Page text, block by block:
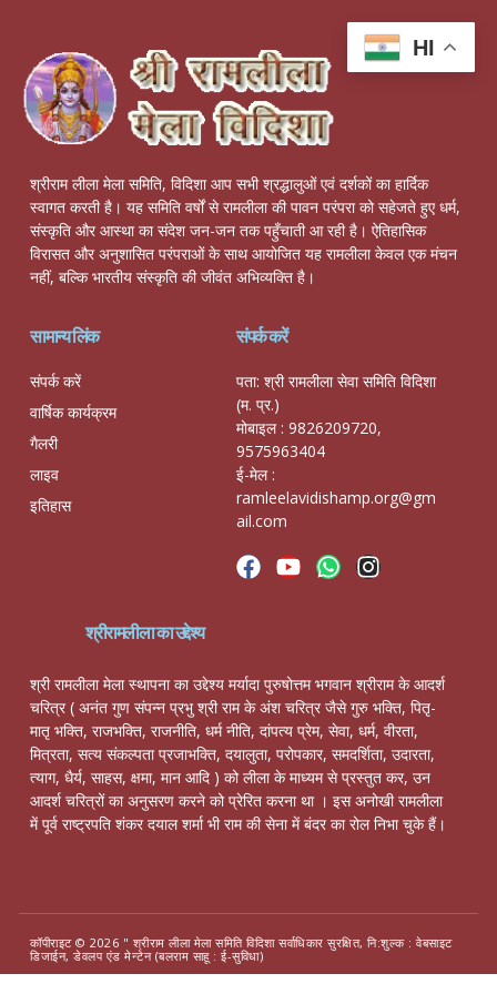
श्रीराम लीला मेला समिति, विदिशा आप सभी श्रद्धालुओं एवं दर्शकों का हार्दिक
स्वागत करती है। यह समिति वर्षों से रामलीला की पावन परंपरा को सहेजते हुए धर्म,
संस्कृति और आस्था का संदेश जन-जन तक पहुँचाती आ रही है। ऐतिहासिक
विरासत और अनुशासित परंपराओं के साथ आयोजित यह रामलीला केवल एक मंचन
नहीं, बल्कि भारतीय संस्कृति की जीवंत अभिव्यक्ति है।
सामान्य लिंक
संपर्क करें
वार्षिक कार्यक्रम
गैलरी
लाइव
इतिहास
संपर्क करें
पता: श्री रामलीला सेवा समिति विदिशा
(म. प्र.)
मोबाइल : 9826209720,
9575963404
ई-मेल :
ramleelavidishamp.org@gm
ail.com
श्रीरामलीला का उद्देश्य
श्री रामलीला मेला स्थापना का उद्देश्य मर्यादा पुरुषोत्तम भगवान श्रीराम के आदर्श
चरित्र ( अनंत गुण संपन्न प्रभु श्री राम के अंश चरित्र जैसे गुरु भक्ति, पितृ-
मातृ भक्ति, राजभक्ति, राजनीति, धर्म नीति, दांपत्य प्रेम, सेवा, धर्म, वीरता,
मित्रता, सत्य संकल्पता प्रजाभक्ति, दयालुता, परोपकार, समदर्शिता, उदारता,
त्याग, धैर्य, साहस, क्षमा, मान आदि ) को लीला के माध्यम से प्रस्तुत कर, उन
आदर्श चरित्रों का अनुसरण करने को प्रेरित करना था । इस अनोखी रामलीला
में पूर्व राष्ट्रपति शंकर दयाल शर्मा भी राम की सेना में बंदर का रोल निभा चुके हैं।
कॉपीराइट © 2026 " श्रीराम लीला मेला समिति विदिशा सर्वाधिकार सुरक्षित, नि:शुल्क : वेबसाइट
डिजाईन, डेवलप एंड मेन्टेन (बलराम साहू : ई-सुविधा)
HI